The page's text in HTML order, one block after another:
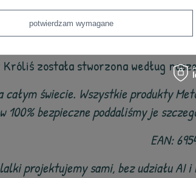
Odpowiednie dla
w sklepie jest czasem
Króliś została stworzona według
całym świecie. Wszystkie produkty
100% bezpieczne poddaliśmy je
EAN:
projektujemy sami, bez udziału AI
potwierdzam wymagane